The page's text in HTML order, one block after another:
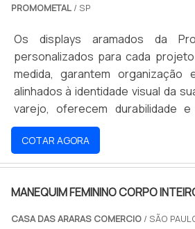
PROMOMETAL/ SP
Os displays aramados da
personalizados para cada
medida, garantem
alinhados à identidade visual da
varejo, oferecem durabilidade
vendas. Desenvolvemos
produtos. Solicite um orçamento e
COTAR AGORA
MANEQUIM FEMININO CORPO
CASA DAS ARARAS COMERCIO/ SÃO